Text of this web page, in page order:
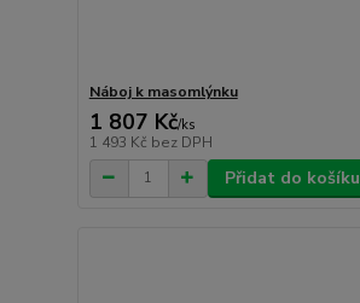
Náboj k masomlýnku
1 807 Kč/ks
1 493 Kč bez DPH
Přidat do košíku